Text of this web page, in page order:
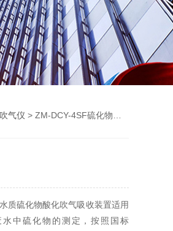
气仪 > ZM-DCY-4SF硫化物酸化吹气仪
质硫化物酸化吹气吸收装置适用
中硫化物的测定，按照国标